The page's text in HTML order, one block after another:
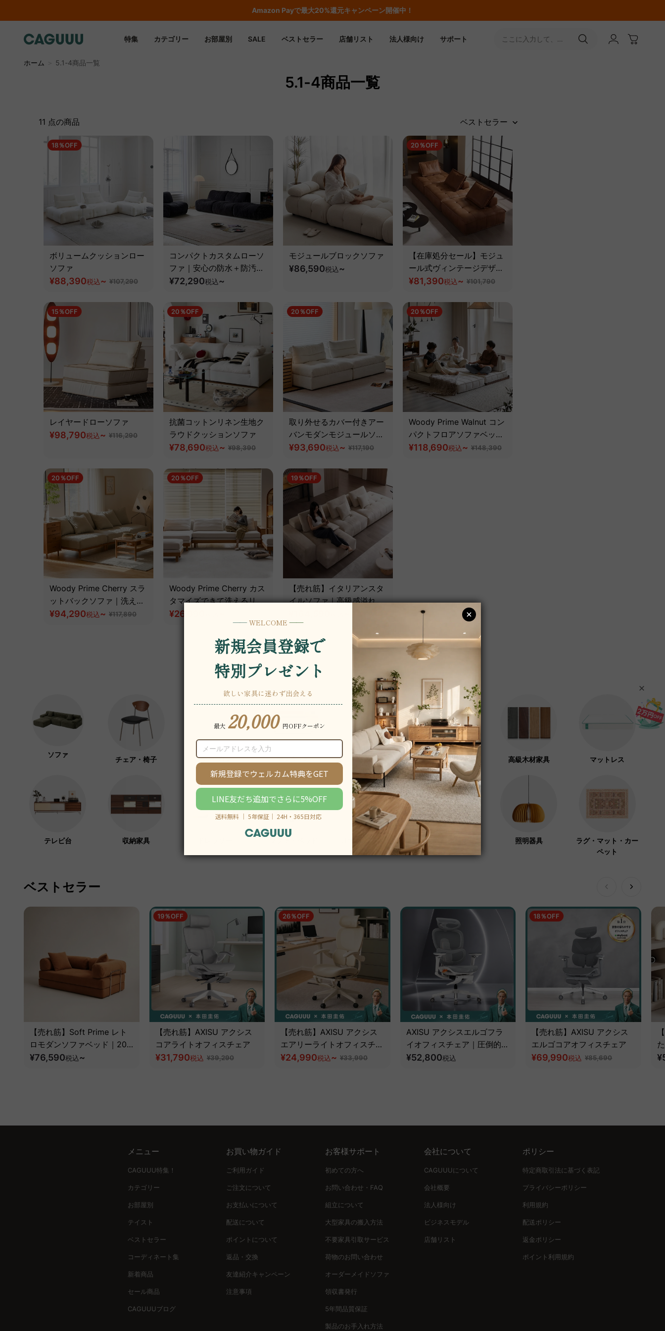
期間限定フラッシュセール！最大50％OFF
特集 カテゴリー お部屋別 SALE ベストセラー 店舗リスト 法人様向け サポート
ここに入力して、
ホーム
5.1-4商品一覧
5.1-4商品一覧
11 点の商品 ベストセラー
18％OFF
ボリュームクッションロー
ソファ
¥88,390税込~ ¥107,290
コンパクトカスタムローソ
ファ｜安心の防水＋防汚加
工と組み合わせて使い方が
¥72,290税込~
モジュールブロックソファ
¥86,590税込~
20％OFF
【在庫処分セール】モジュ
ール式ヴィンテージデザイ
ン合成皮革ソファ
¥81,390税込~ ¥101,790
15％OFF
レイヤードローソファ
¥98,790税込~ ¥116,290
20％OFF
抗菌コットンリネン生地ク
ラウドクッションソファ
¥78,690税込~ ¥98,390
20％OFF
取り外せるカバー付きアー
バンモダンモジュールソフ
ァ【色・素材カスタマイズ
¥93,690税込~ ¥117,190
20％OFF
Woody Prime Walnut コン
パクトフロアソファベッド
｜ベッドにもなる伸長式
¥118,690税込~ ¥148,390
20％OFF
Woody Prime Cherry スラ
ットバックソファ｜洗える
生地と4サイズ展開【色・
¥94,290税込~ ¥117,890
20％OFF
Woody Prime Cherry カス
タマイズできて洗えるリネ
ン生地スクエアウッドフレ
ームソファ【色・素材カス
タマイズ可】【高級天然チ
¥26,090
19％OFF
【売れ筋】イタリアンスタ
イルソファ｜高級感溢れる
性【色・素材カスタマイズ
可】
ソファ
チェア・椅子 テーブル デスク・机 オフィス クラフト紙家具 高級木材家具 マットレス
テレビ台 収納家具 ローテーブル・座卓
ハンガーラック・コ
照明器具
ラグ・マット・カー
ペット
ベストセラー
【売れ筋】Soft Prime レト
ロモダンソファベッド｜20
色以上から選べるコーデュロ
¥76,590税込~
19％OFF
【売れ筋】AXISU アクシス
コアライトオフィスチェア
¥31,790税込 ¥39,290
26％OFF
【売れ筋】AXISU アクシス
エアリーライトオフィスチェ
ア
¥24,990税込~ ¥33,990
AXISU アクシスエルゴフラ
イオフィスチェア｜圧倒的な
追従機能とフルサポート構造
¥52,800税込
18％OFF
【売れ筋】AXISU アクシス
エルゴコアオフィスチェア
¥69,990税込 ¥85,690
メニュー
CAGUUU特集！
カテゴリー
お部屋別
テイスト
ベストセラー
コーディネート集
新着商品
セール商品
CAGUUUブログ
お買い物ガイド
ご利用ガイド
ご注文について
お支払いについて
配送について
ポイントについて
返品・交換
友達紹介キャンペーン
注意事項
お客様サポート
初めての方へ
お問い合わせ・FAQ
組立について
大型家具の搬入方法
不要家具引取サービス
荷物のお問い合わせ
オーダーメイドソファ
領収書発行
5年間品質保証
製品のお手入れ方法
会社について
CAGUUUについて
会社概要
法人様向け
ビジネスモデル
店舗リスト
ポリシー
特定商取引法に基づく表記
プライバシーポリシー
利用規約
配送ポリシー
返金ポリシー
ポイント利用規約